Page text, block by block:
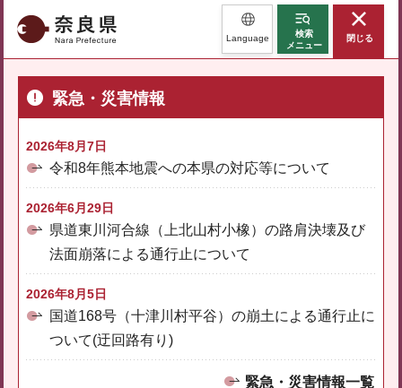
奈良県 Language
検索
メニュー
閉じる
緊急・災害情報
2026年8月7日
令和8年熊本地震への本県の対応等について
2026年6月29日
県道東川河合線（上北山村小橡）の路肩決壊及び
法面崩落による通行止について
2026年8月5日
国道168号（十津川村平谷）の崩土による通行止に
ついて(迂回路有り)
緊急・災害情報一覧